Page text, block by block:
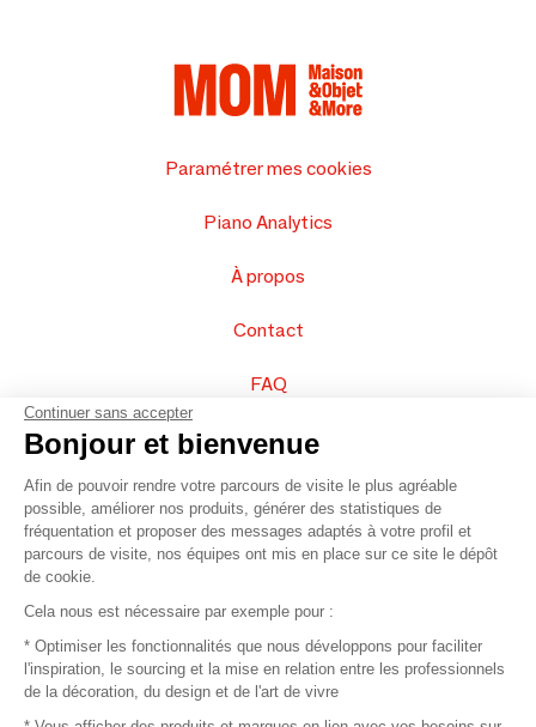
Paramétrer mes cookies
Piano Analytics
À propos
Contact
FAQ
Vendez vos produits
Plan du site
© 2016 –Organisation SAFI
Recrutement
Continuer sans accepter
Bonjour et bienvenue
Afin de pouvoir rendre votre parcours de visite le plus agréable
possible, améliorer nos produits, générer des statistiques de
fréquentation et proposer des messages adaptés à votre profil et
parcours de visite, nos équipes ont mis en place sur ce site le dépôt
de cookie.
Cela nous est nécessaire par exemple pour :
* Optimiser les fonctionnalités que nous développons pour faciliter
l'inspiration, le sourcing et la mise en relation entre les professionnels
de la décoration, du design et de l'art de vivre